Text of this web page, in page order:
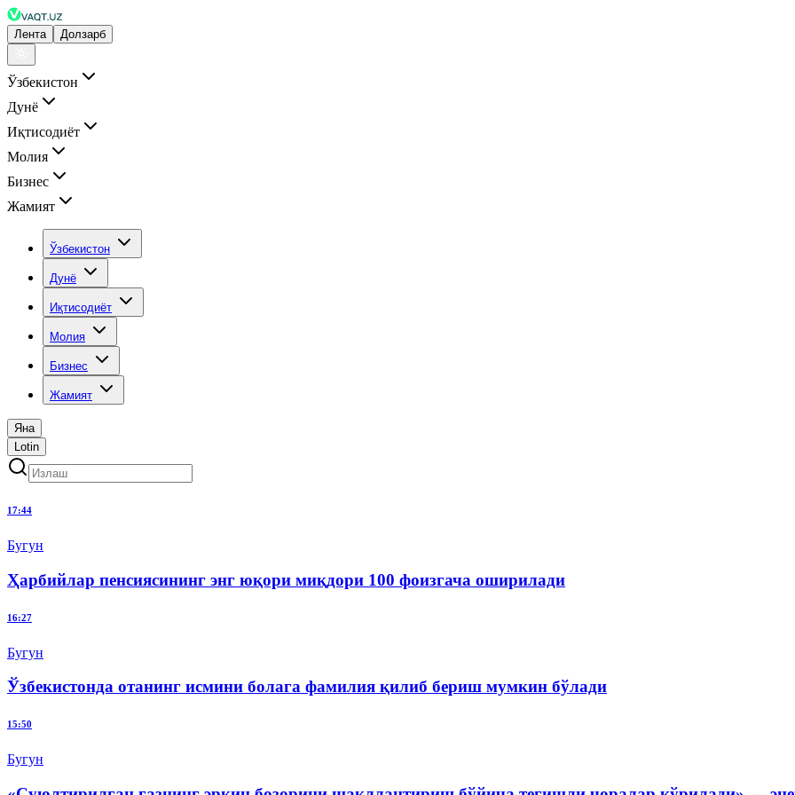
Лента Долзарб
Ўзбекистон
Дунё
Иқтисодиёт
Молия
Бизнес
Жамият
Ўзбекистон
Дунё
Иқтисодиёт
Молия
Бизнес
Жамият
Яна
Lotin
17:44
Бугун
Ҳарбийлар пенсиясининг энг юқори миқдори 100 фоизгача оширилади
16:27
Бугун
Ўзбекистонда отанинг исмини болага фамилия қилиб бериш мумкин бўлади
15:50
Бугун